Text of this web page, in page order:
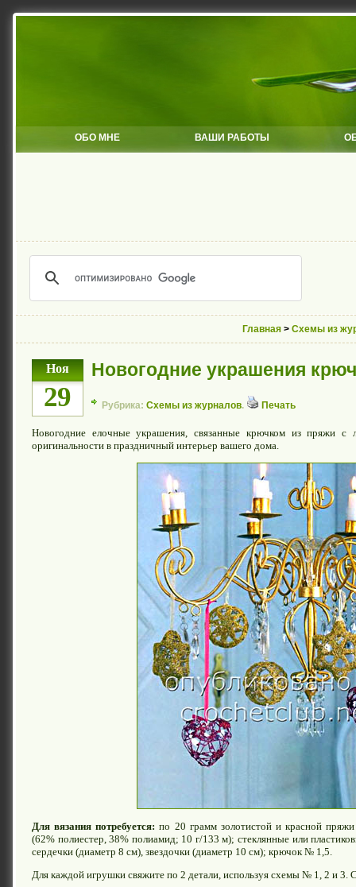
ОБО МНЕ ВАШИ РАБОТЫ
Главная >Схемы из
Ноя
29
Новогодние украшения
Рубрика: Схемы из журналов. Печать
Новогодние елочные украшения, связанные крючком из пряжи с
оригинальности в праздничный интерьер вашего дома.
Для вязания потребуется: по 20 грамм золотистой и красной
(62% полиестер, 38% полиамид; 10 г/133 м); стеклянные или
сердечки (диаметр 8 см), звездочки (диаметр 10 см); крючок № 1,5.
Для каждой игрушки свяжите по 2 детали, используя схемы № 1, 2 и 3.